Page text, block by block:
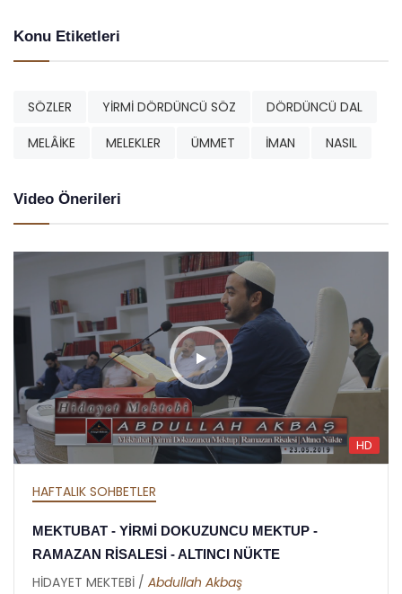
Konu Etiketleri
SÖZLER YİRMİ DÖRDÜNCÜ SÖZ
DÖRDÜNCÜ DAL
MELÂİKE
MELEKLER ÜMMET İMAN NASIL
Video Önerileri
HD
HAFTALIK SOHBETLER
MEKTUBAT - YİRMİ DOKUZUNCU MEKTUP -
RAMAZAN RİSALESİ - ALTINCI NÜKTE
HİDAYET MEKTEBİ / Abdullah Akbaş